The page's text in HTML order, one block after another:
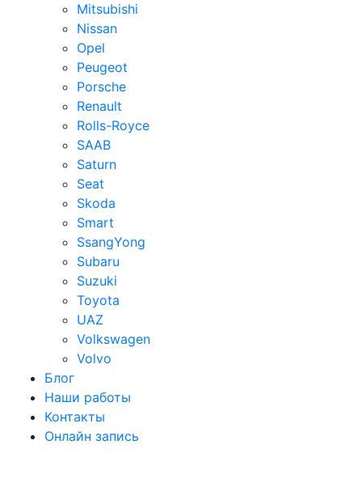
Mitsubishi
Nissan
Opel
Peugeot
Porsche
Renault
Rolls-Royce
SAAB
Saturn
Seat
Skoda
Smart
SsangYong
Subaru
Suzuki
Toyota
UAZ
Volkswagen
Volvo
Блог
Наши работы
Контакты
Онлайн запись